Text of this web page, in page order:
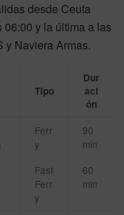
desde Ceuta
y la última a las
y Naviera Armas.
Tipo
Dur
aci
ón
Ferr
y
90
min
Fast
Ferr
y
60
min